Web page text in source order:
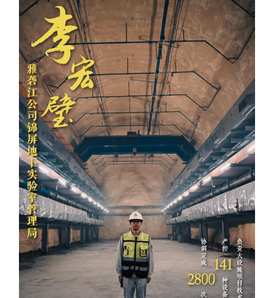
科技 量子 体育
文化 书画 健康 军事
访谈 视频 图片 政务
法律 中央文件 金融 汽车
食品 人居 信息化 数字经济
学术中国 银龄 溯源中国
城市 旅游 能源 会展
彩票 娱乐 时尚 悦读
公益 一带一路 亚太网 上市公司
文化产业
地方频道